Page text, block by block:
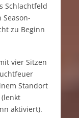
Schlachtfeld
zu Beginn
vier Sitzen
Standort
aktiviert).